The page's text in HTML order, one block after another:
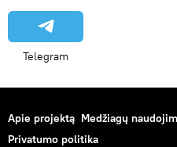
Telegram
Apie projektą Medžiagų
Privatumo politika